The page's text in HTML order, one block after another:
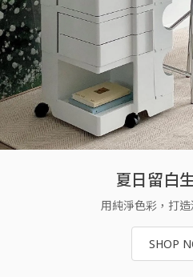
夏日留白
用純淨色彩，打
SHOP